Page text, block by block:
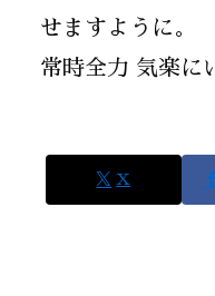
せますように。
常時全力 気楽に
X